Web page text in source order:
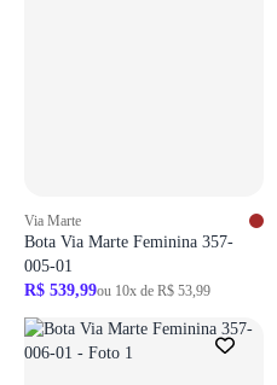
Via Marte
Bota Via Marte Feminina 357-
005-01
R$ 539,99ou 10x de R$ 53,99